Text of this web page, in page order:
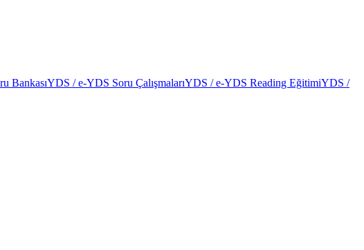
BankasıYDS / e-YDS Soru ÇalışmalarıYDS / e-YDS Reading EğitimiYDS /